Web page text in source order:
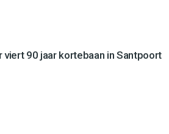
90 jaar kortebaan in Santpoort